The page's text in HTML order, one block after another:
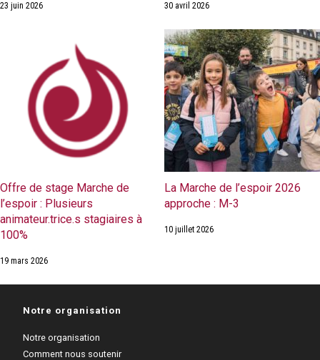
23 juin 2026 30 avril 2026
Offre de stage Marche de
l’espoir : Plusieurs
animateur.trice.s stagiaires à
100%
19 mars 2026
La Marche de l’espoir 2026
approche : M-3
10 juillet 2026
Notre organisation
Notre organisation
Comment nous soutenir